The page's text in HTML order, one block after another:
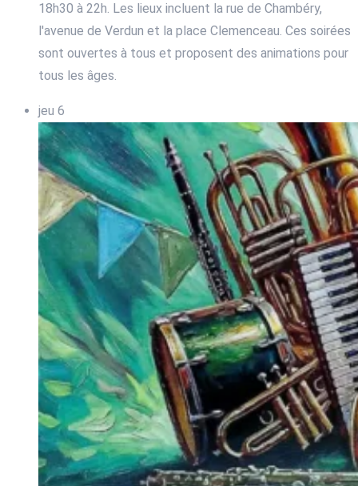
18h30 à 22h. Les lieux incluent la rue de Chambéry,
l'avenue de Verdun et la place Clemenceau. Ces soirées
sont ouvertes à tous et proposent des animations pour
tous les âges.
jeu 6